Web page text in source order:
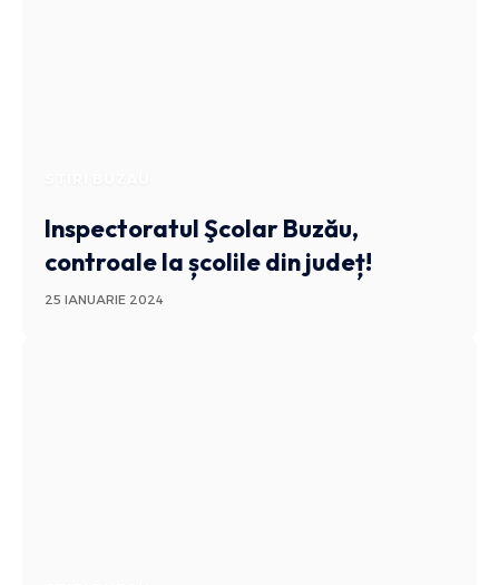
Inspectoratul Şcolar Buzău,
controale la școlile din județ!
25 IANUARIE 2024